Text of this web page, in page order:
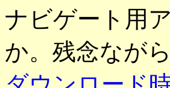
ナビゲート用
か。残念なが